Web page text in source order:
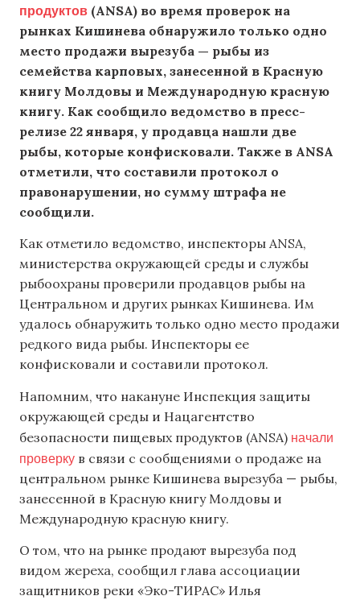
продуктов (ANSA) во время проверок на
рынках Кишинева обнаружило только одно
место продажи вырезуба — рыбы из
семейства карповых, занесенной в Красную
книгу Молдовы и Международную красную
книгу. Как сообщило ведомство в пресс-
релизе 22 января, у продавца нашли две
рыбы, которые конфисковали. Также в ANSA
отметили, что составили протокол о
правонарушении, но сумму штрафа не
сообщили.
Как отметило ведомство, инспекторы ANSA,
министерства окружающей среды и службы
рыбоохраны проверили продавцов рыбы на
Центральном и других рынках Кишинева. Им
удалось обнаружить только одно место продажи
редкого вида рыбы. Инспекторы ее
конфисковали и составили протокол.
Напомним, что накануне Инспекция защиты
окружающей среды и Нацагентство
безопасности пищевых продуктов (ANSA) начали
проверку в связи с сообщениями о продаже на
центральном рынке Кишинева вырезуба — рыбы,
занесенной в Красную книгу Молдовы и
Международную красную книгу.
О том, что на рынке продают вырезуба под
видом жереха, сообщил глава ассоциации
защитников реки «Эко-ТИРАС» Илья